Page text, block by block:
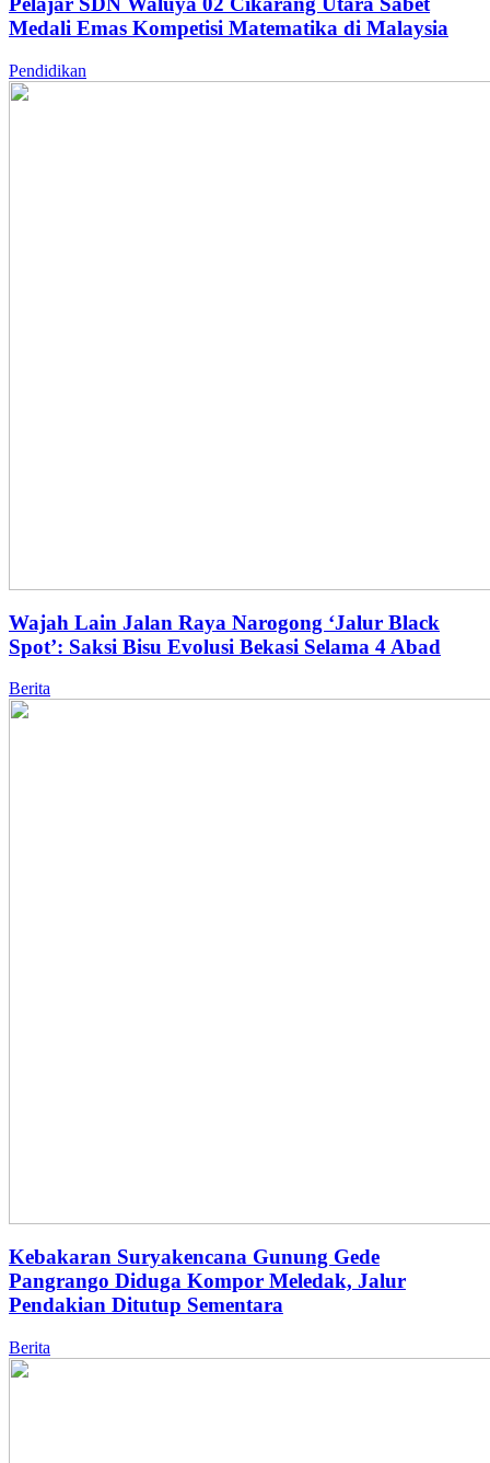
Medali Emas Kompetisi Matematika di Malaysia
Pendidikan
Wajah Lain Jalan Raya Narogong ‘Jalur Black
Spot’: Saksi Bisu Evolusi Bekasi Selama 4 Abad
Berita
Kebakaran Suryakencana Gunung Gede
Pangrango Diduga Kompor Meledak, Jalur
Pendakian Ditutup Sementara
Berita